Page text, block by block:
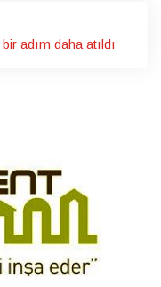
adım daha atıldı